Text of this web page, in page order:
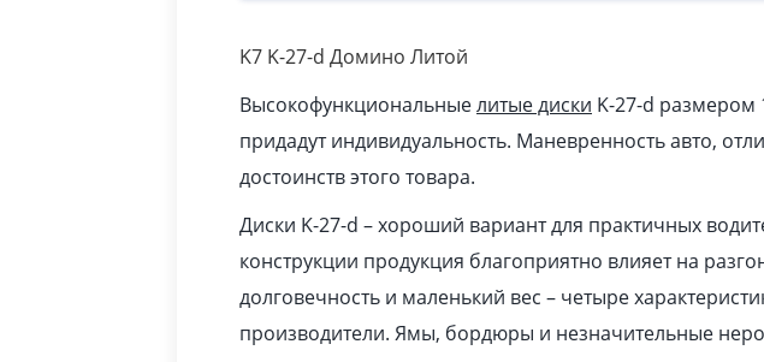
K7 K-27-d Домино Литой
Высокофункциональныелитые диски K-27-d размером
придадут индивидуальность. Маневренность авто,
достоинств этого товара.
Диски K-27-d – хороший вариант для практичных
конструкции продукция благоприятно влияет на
долговечность и маленький вес – четыре
производители. Ямы, бордюры и незначительные